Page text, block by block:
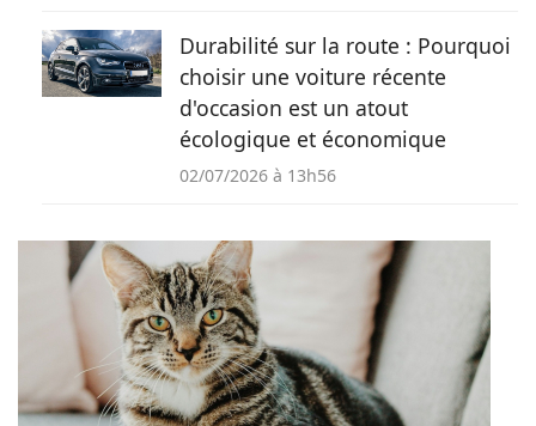
Durabilité sur la route : Pourquoi
choisir une voiture récente
d'occasion est un atout
écologique et économique
02/07/2026 à 13h56